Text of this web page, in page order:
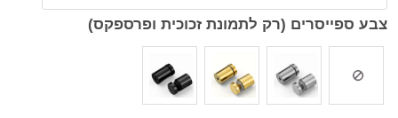
צבע ספייסרים (רק לתמונת זכוכית ופרספקס)